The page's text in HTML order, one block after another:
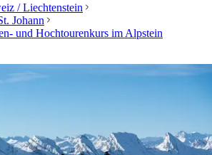
/ Liechtenstein
Johann
und Hochtourenkurs im Alpstein